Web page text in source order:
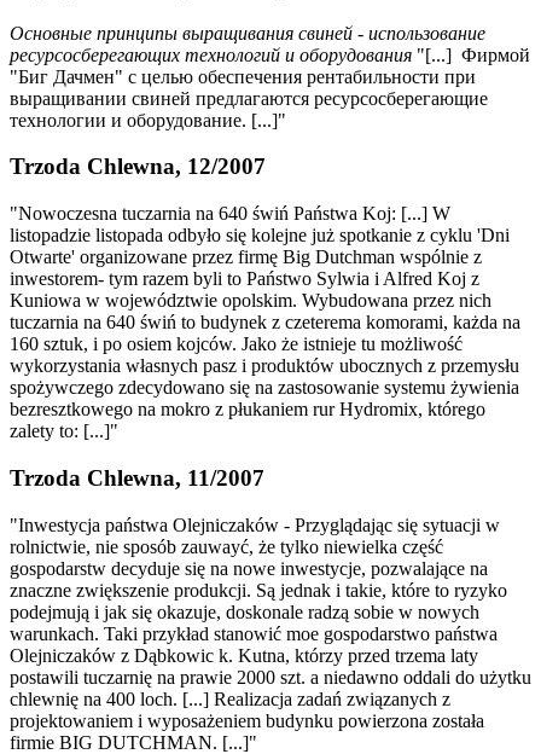
Основные принципы выращивания свиней - использование
ресурсосберегающих технологий и оборудования "[...] Фирмой
"Биг Дачмен" с целью обеспечения рентабильности при
выращивании свиней предлагаются ресурсосберегающие
технологии и оборудование. [...]"
Trzoda Chlewna, 12/2007
"Nowoczesna tuczarnia na 640 świń Państwa Koj: [...] W
listopadzie listopada odbyło się kolejne już spotkanie z cyklu 'Dni
Otwarte' organizowane przez firmę Big Dutchman wspólnie z
inwestorem- tym razem byli to Państwo Sylwia i Alfred Koj z
Kuniowa w województwie opolskim. Wybudowana przez nich
tuczarnia na 640 świń to budynek z czeterema komorami, każda na
160 sztuk, i po osiem kojców. Jako że istnieje tu możliwość
wykorzystania własnych pasz i produktów ubocznych z przemysłu
spożywczego zdecydowano się na zastosowanie systemu żywienia
bezresztkowego na mokro z płukaniem rur Hydromix, którego
zalety to: [...]"
Trzoda Chlewna, 11/2007
"Inwestycja państwa Olejniczaków - Przyglądając się sytuacji w
rolnictwie, nie sposób zauwayć, że tylko niewielka część
gospodarstw decyduje się na nowe inwestycje, pozwalające na
znaczne zwiększenie produkcji. Są jednak i takie, które to ryzyko
podejmują i jak się okazuje, doskonale radzą sobie w nowych
warunkach. Taki przykład stanowić moe gospodarstwo państwa
Olejniczaków z Dąbkowic k. Kutna, którzy przed trzema laty
postawili tuczarnię na prawie 2000 szt. a niedawno oddali do użytku
chlewnię na 400 loch. [...] Realizacja zadań związanych z
projektowaniem i wyposażeniem budynku powierzona została
firmie BIG DUTCHMAN. [...]"